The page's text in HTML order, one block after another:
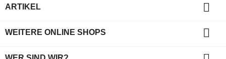
ARTIKEL 
WEITERE ONLINE SHOPS 